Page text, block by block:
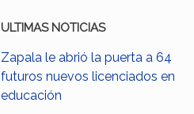
ULTIMAS NOTICIAS
Zapala le abrió la puerta a 64
futuros nuevos licenciados en
educación